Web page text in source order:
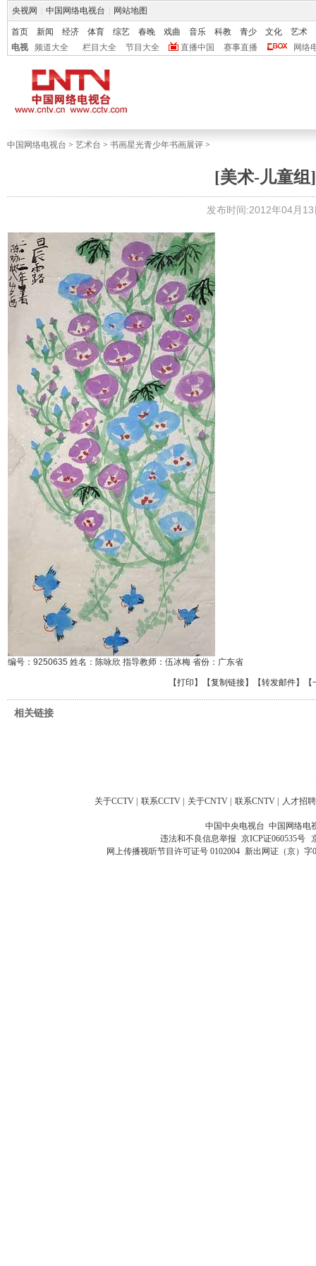
央视网 中国网络电视台 网站地图
首页 新闻 经济 体育 综艺 春晚 戏曲 音乐 科教 青少 文化
艺术
电视
频道大全 栏目大全 节目大全 直播中国 赛事直播 网络
中国网络电视台 > 艺术台 > 书画星光青少年书画展评 >
[美术-儿童组
发布时间:2012年04月
编号：9250635 姓名：陈咏欣 指导教师：伍冰梅 省份：广东省
【打印 】【复制链接】【转发邮件】
相关链接
关于CCTV 联系CCTV 关于CNTV 联系CNTV 人才招聘
中国中央电视台 中国网络电
违法和不良信息举报 京ICP证060535号
网上传播视听节目许可证号 0102004 新出网证（京）